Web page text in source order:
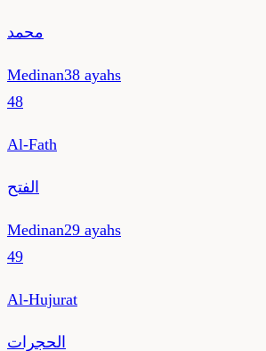
محمد
Medinan38 ayahs
48
Al-Fath
الفتح
Medinan29 ayahs
49
Al-Hujurat
الحجرات